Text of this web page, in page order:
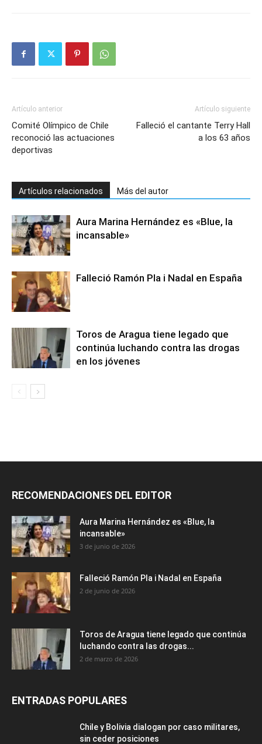
Artículo anterior
Comité Olímpico de Chile
reconoció las actuaciones
deportivas
Artículo siguiente
Falleció el cantante Terry Hall
a los 63 años
Artículos relacionados Más del autor
Aura Marina Hernández es «Blue, la
incansable»
Falleció Ramón Pla i Nadal en España
Toros de Aragua tiene legado que
continúa luchando contra las drogas
en los jóvenes
RECOMENDACIONES DEL EDITOR
Aura Marina Hernández es «Blue, la
incansable»
3 de junio de 2026
Falleció Ramón Pla i Nadal en España
2 de junio de 2026
Toros de Aragua tiene legado que continúa
luchando contra las drogas...
2 de marzo de 2026
ENTRADAS POPULARES
Chile y Bolivia dialogan por caso militares,
sin ceder posiciones